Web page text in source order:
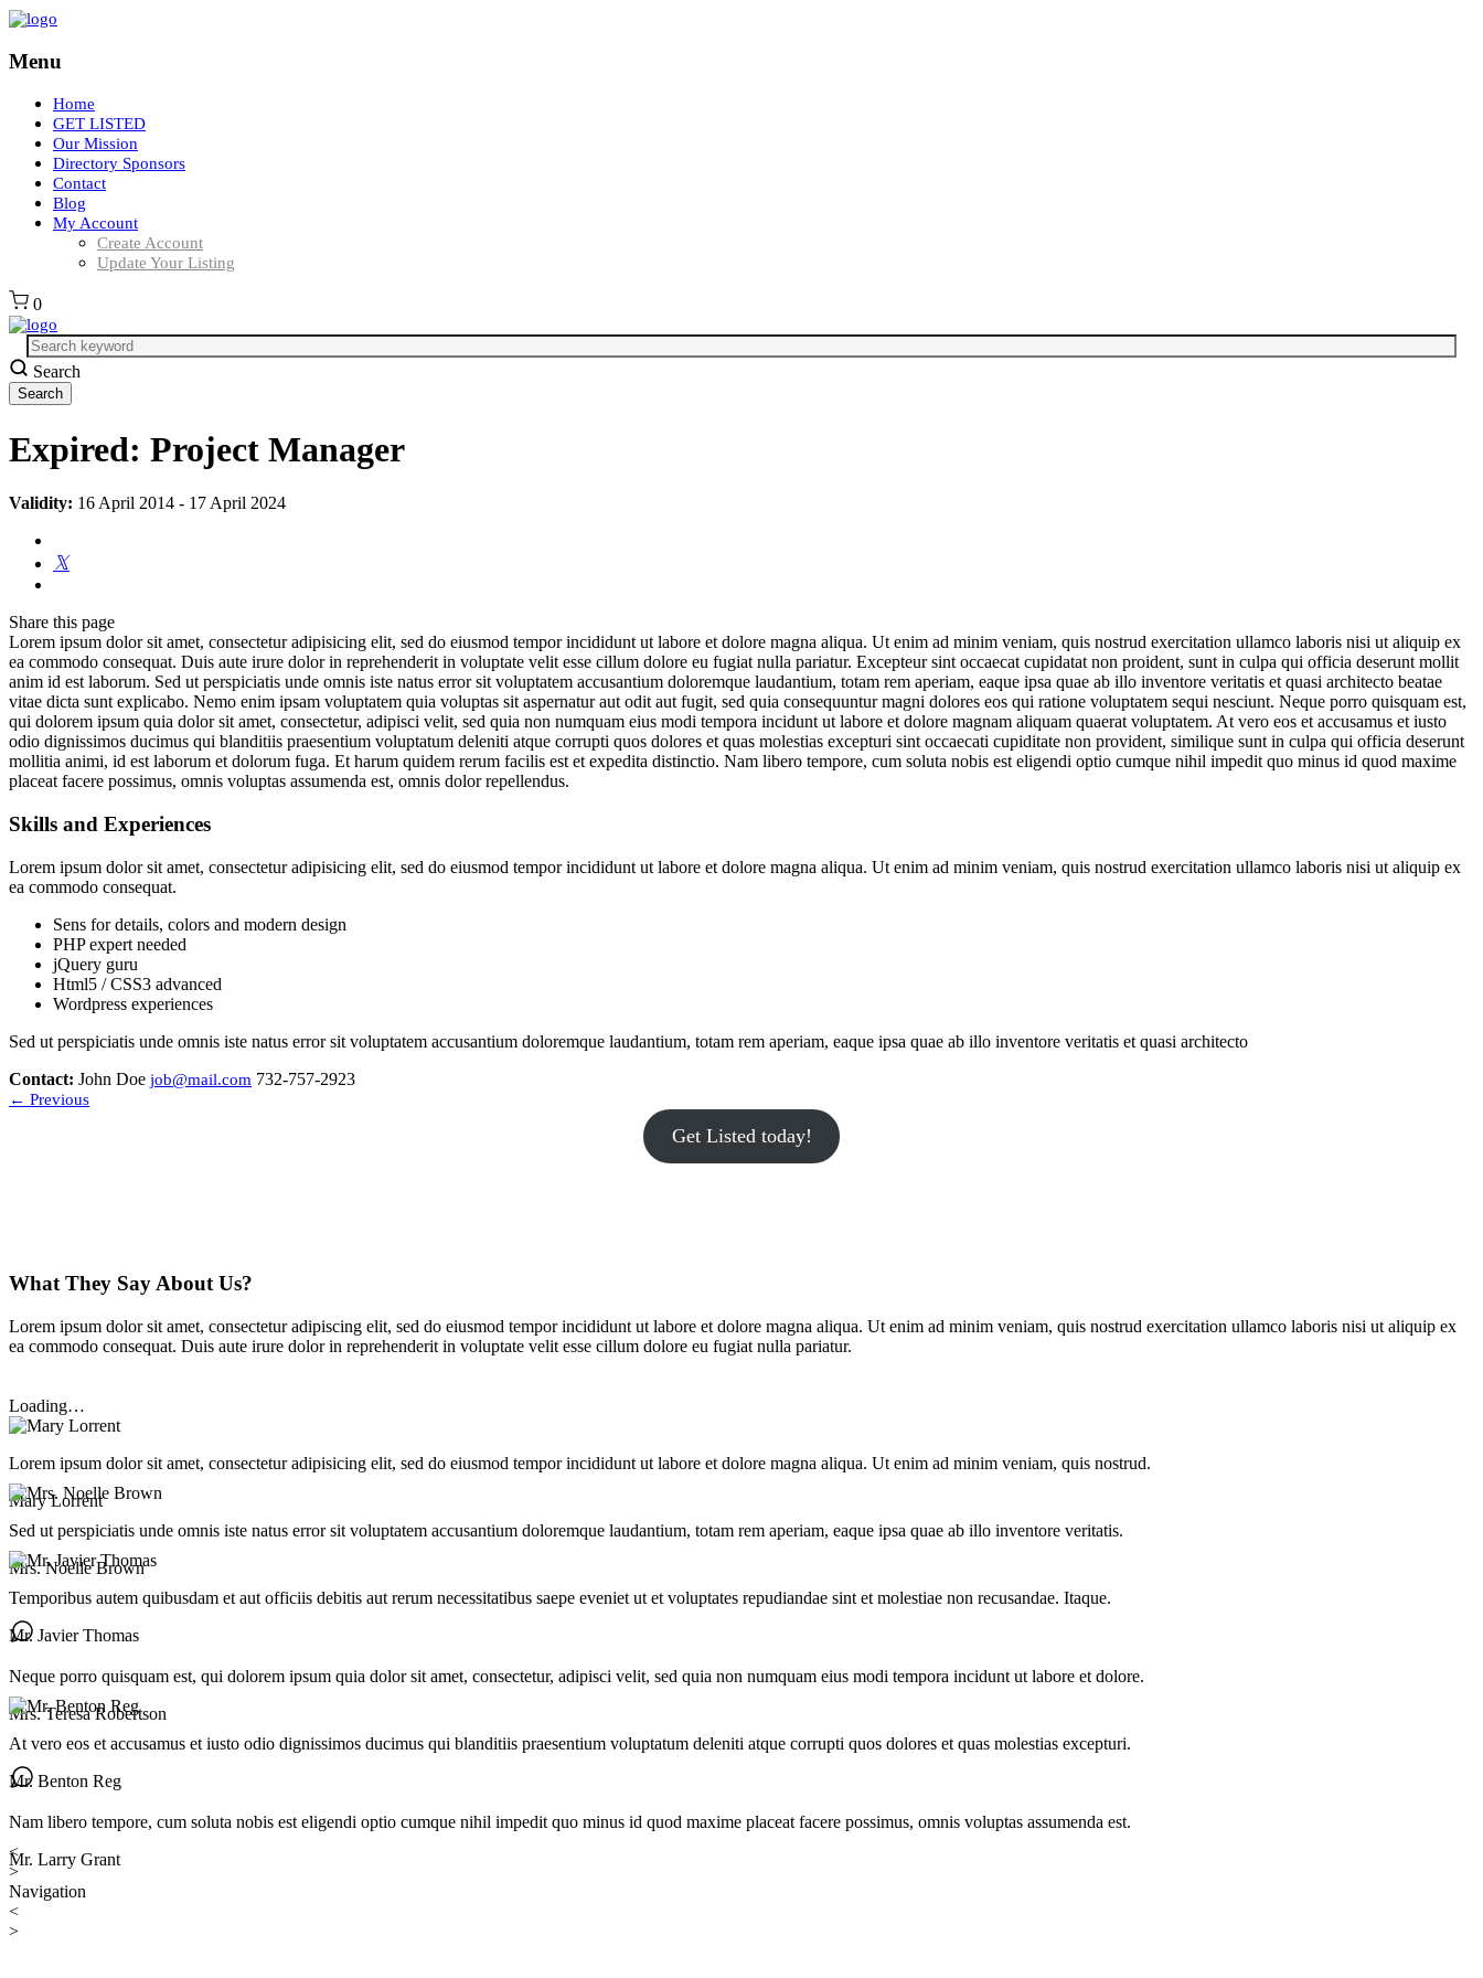
Menu
Home
GET LISTED
Our Mission
Directory Sponsors
Contact
Blog
My Account
Create Account
Update Your Listing
0
Search
Expired: Project Manager
Validity: 16 April 2014 - 17 April 2024
Share this page
Lorem ipsum dolor sit amet, consectetur adipisicing elit, sed do eiusmod tempor incididunt ut labore et dolore magna aliqua. Ut enim ad minim veniam, quis nostrud exercitation ullamco laboris nisi ut aliquip ex
ea commodo consequat. Duis aute irure dolor in reprehenderit in voluptate velit esse cillum dolore eu fugiat nulla pariatur. Excepteur sint occaecat cupidatat non proident, sunt in culpa qui officia deserunt mollit
anim id est laborum. Sed ut perspiciatis unde omnis iste natus error sit voluptatem accusantium doloremque laudantium, totam rem aperiam, eaque ipsa quae ab illo inventore veritatis et quasi architecto beatae
vitae dicta sunt explicabo. Nemo enim ipsam voluptatem quia voluptas sit aspernatur aut odit aut fugit, sed quia consequuntur magni dolores eos qui ratione voluptatem sequi nesciunt. Neque porro quisquam est,
qui dolorem ipsum quia dolor sit amet, consectetur, adipisci velit, sed quia non numquam eius modi tempora incidunt ut labore et dolore magnam aliquam quaerat voluptatem. At vero eos et accusamus et iusto
odio dignissimos ducimus qui blanditiis praesentium voluptatum deleniti atque corrupti quos dolores et quas molestias excepturi sint occaecati cupiditate non provident, similique sunt in culpa qui officia deserunt
mollitia animi, id est laborum et dolorum fuga. Et harum quidem rerum facilis est et expedita distinctio. Nam libero tempore, cum soluta nobis est eligendi optio cumque nihil impedit quo minus id quod maxime
placeat facere possimus, omnis voluptas assumenda est, omnis dolor repellendus.
Skills and Experiences
Lorem ipsum dolor sit amet, consectetur adipisicing elit, sed do eiusmod tempor incididunt ut labore et dolore magna aliqua. Ut enim ad minim veniam, quis nostrud exercitation ullamco laboris nisi ut aliquip ex
ea commodo consequat.
Sens for details, colors and modern design
PHP expert needed
jQuery guru
Html5 / CSS3 advanced
Wordpress experiences
Sed ut perspiciatis unde omnis iste natus error sit voluptatem accusantium doloremque laudantium, totam rem aperiam, eaque ipsa quae ab illo inventore veritatis et quasi architecto
Contact: John Doe job@mail.com 732-757-2923
← Previous
Get Listed today!
What They Say About Us?
Lorem ipsum dolor sit amet, consectetur adipiscing elit, sed do eiusmod tempor incididunt ut labore et dolore magna aliqua. Ut enim ad minim veniam, quis nostrud exercitation ullamco laboris nisi ut aliquip ex
ea commodo consequat. Duis aute irure dolor in reprehenderit in voluptate velit esse cillum dolore eu fugiat nulla pariatur.
Loading…
Lorem ipsum dolor sit amet, consectetur adipisicing elit, sed do eiusmod tempor incididunt ut labore et dolore magna aliqua. Ut enim ad minim veniam, quis nostrud.
Mary Lorrent
Sed ut perspiciatis unde omnis iste natus error sit voluptatem accusantium doloremque laudantium, totam rem aperiam, eaque ipsa quae ab illo inventore veritatis.
Mrs. Noelle Brown
Temporibus autem quibusdam et aut officiis debitis aut rerum necessitatibus saepe eveniet ut et voluptates repudiandae sint et molestiae non recusandae. Itaque.
Mr. Javier Thomas
Neque porro quisquam est, qui dolorem ipsum quia dolor sit amet, consectetur, adipisci velit, sed quia non numquam eius modi tempora incidunt ut labore et dolore.
Mrs. Teresa Robertson
At vero eos et accusamus et iusto odio dignissimos ducimus qui blanditiis praesentium voluptatum deleniti atque corrupti quos dolores et quas molestias excepturi.
Mr. Benton Reg
Nam libero tempore, cum soluta nobis est eligendi optio cumque nihil impedit quo minus id quod maxime placeat facere possimus, omnis voluptas assumenda est.
Mr. Larry Grant
<
>
Navigation
<
>